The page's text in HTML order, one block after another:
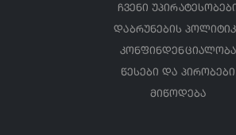
ჩვენი
დაბრუნების
კონფინდენციალობა
წესები და პირობები
მიწოდება